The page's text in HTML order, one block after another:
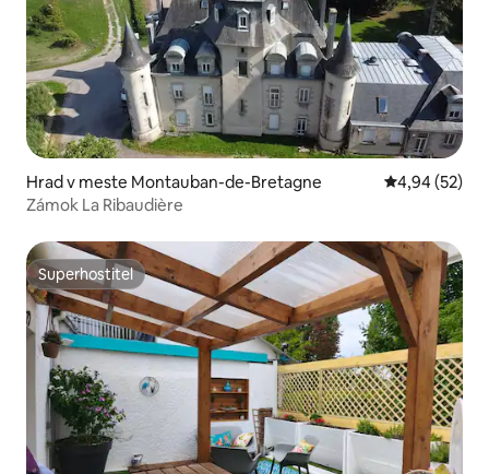
Hrad v meste Montauban-de-Bretagne Priemerné
4,94 (52)
Zámok La Ribaudière
Superhostiteľ
Superhostiteľ